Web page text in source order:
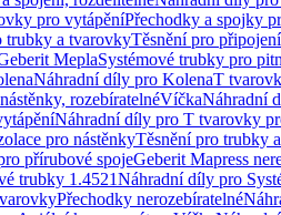
pro vytápěníPřechodky a spojky
trubky a tvarovkyTěsnění pro připojení
MeplaSystémové trubky pro
Náhradní díly pro KolenaT
rozebíratelnéVíčkaNáhradní
Náhradní díly pro T tvarovky
pro nástěnkyTěsnění pro trubky
přírubové spojeGeberit Mapress
trubky 1.4521Náhradní díly pro
Přechodky nerozebíratelné